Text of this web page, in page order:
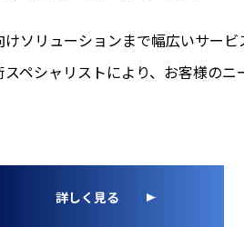
ソリューションまで幅広いサービ
ペシャリストにより、お客様の
詳しく見る